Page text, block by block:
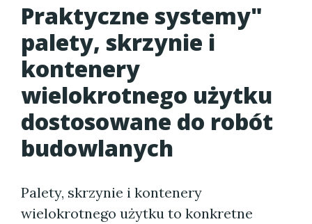
Praktyczne systemy"
palety, skrzynie i
kontenery
wielokrotnego użytku
dostosowane do robót
budowlanych
Palety, skrzynie i kontenery
wielokrotnego użytku to konkretne